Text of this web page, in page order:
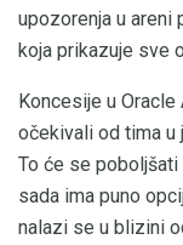
upozorenja u areni
koja prikazuje sve
Koncesije u
očekivali od tima u
To će se poboljšati
sada ima puno
nalazi se u blizini